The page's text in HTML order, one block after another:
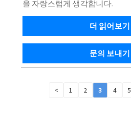
을 자랑스럽게 생각합니다.
더 읽어보기
문의 보내기
< 1 2 3 4 5